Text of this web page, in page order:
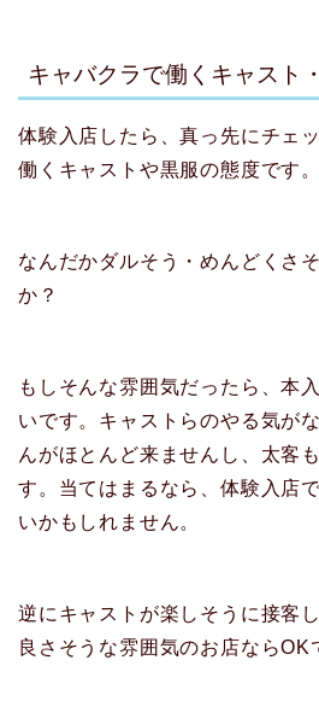
キャバクラで働くキャスト
体験入店したら、真っ先にチェ
働くキャストや黒服の態度です。
なんだかダルそう・めんどくさ
か？
もしそんな雰囲気だったら、本
いです。キャストらのやる気が
んがほとんど来ませんし、太客
す。当てはまるなら、体験入店
いかもしれません。
逆にキャストが楽しそうに接客
良さそうな雰囲気のお店ならOK